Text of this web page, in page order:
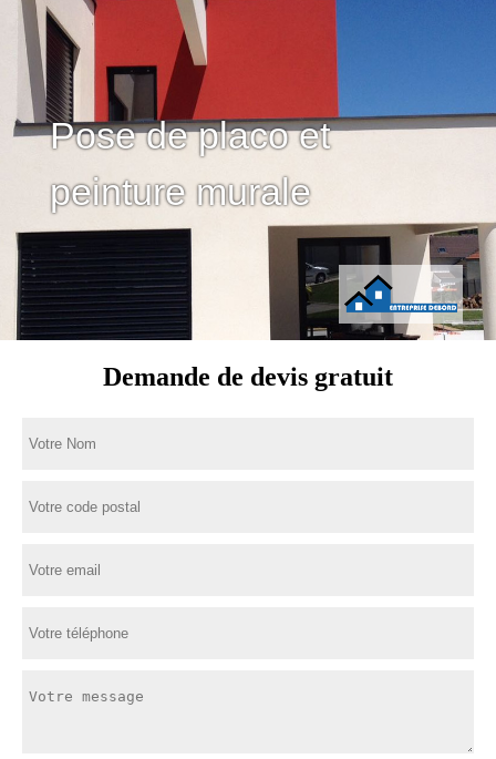
Pose de placo et
peinture murale
Demande de devis gratuit